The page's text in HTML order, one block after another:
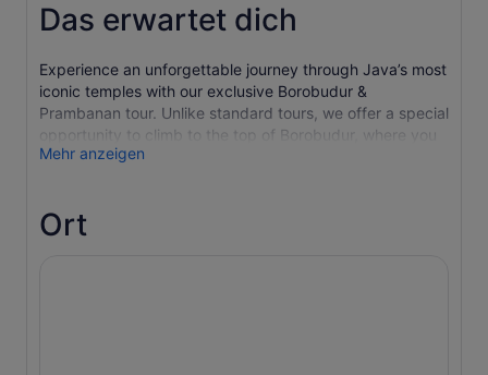
Das erwartet dich
Experience an unforgettable journey through Java’s most
iconic temples with our exclusive Borobudur &
Prambanan tour. Unlike standard tours, we offer a special
opportunity to climb to the top of Borobudur, where you
can admire the breathtaking stone carvings and enjoy
With a knowledgeable local guide, you’ll uncover the rich
history, hidden stories, and spiritual significance of these
Mehr anzeigen
Ort